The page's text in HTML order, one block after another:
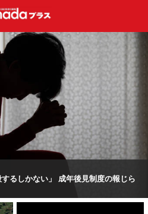
るしかない」 成年後見制度の報じら